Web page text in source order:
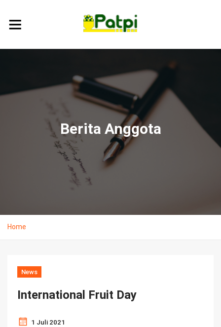
Berita Anggota
Home
News
International Fruit Day
1 Juli 2021